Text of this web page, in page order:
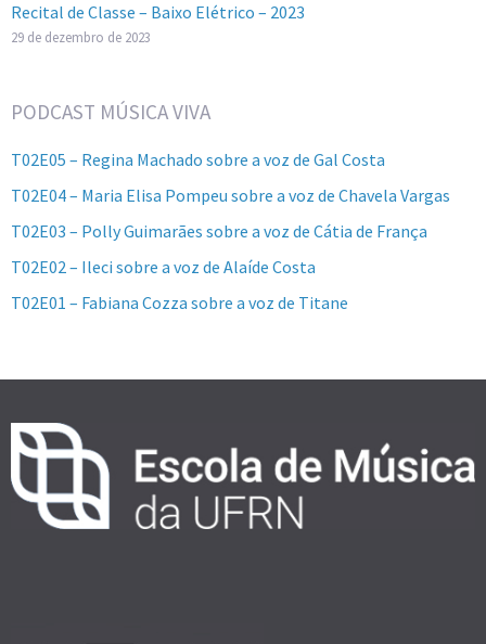
Recital de Classe – Baixo Elétrico – 2023
29 de dezembro de 2023
PODCAST MÚSICA VIVA
T02E05 – Regina Machado sobre a voz de Gal Costa
T02E04 – Maria Elisa Pompeu sobre a voz de Chavela Vargas
T02E03 – Polly Guimarães sobre a voz de Cátia de França
T02E02 – Ileci sobre a voz de Alaíde Costa
T02E01 – Fabiana Cozza sobre a voz de Titane